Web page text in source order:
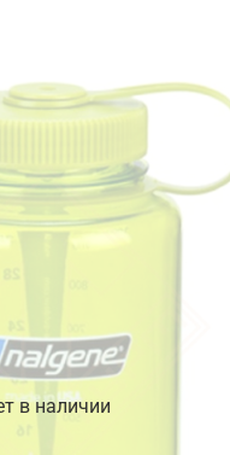
в наличии